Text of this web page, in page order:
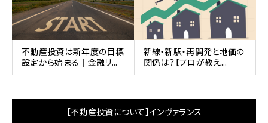
不動産投資は新年度の目標
設定から始まる｜金融リ...
新線・新駅・再開発と地価の
関係は？【プロが教え...
【不動産投資について】インヴァランス